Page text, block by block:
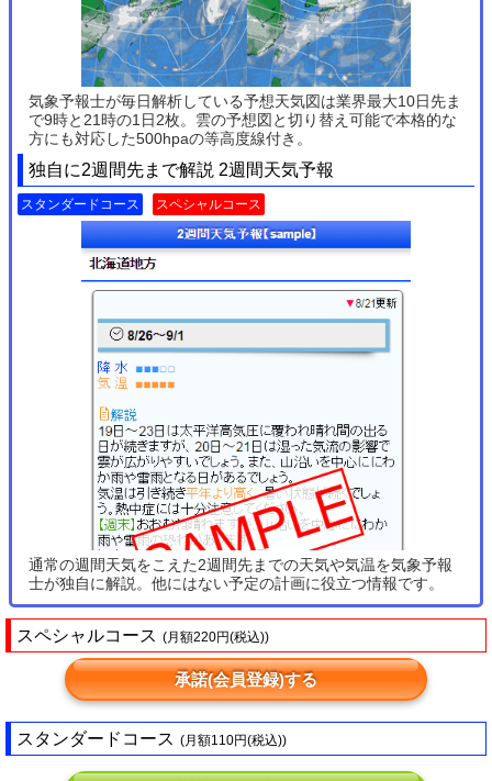
気象予報士が毎日解析している予想天気図は業界最大10日先ま
で9時と21時の1日2枚。雲の予想図と切り替え可能で本格的な
方にも対応した500hpaの等高度線付き。
独自に2週間先まで解説 2週間天気予報
スタンダードコース スペシャルコース
通常の週間天気をこえた2週間先までの天気や気温を気象予報
士が独自に解説。他にはない予定の計画に役立つ情報です。
スペシャルコース (月額220円(税込))
承諾(会員登録)する
スタンダードコース (月額110円(税込))